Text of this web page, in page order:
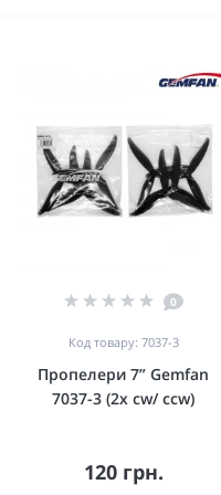
0
Код товару: 7037-3
Пропелери 7” Gemfan
7037-3 (2х cw/ ccw)
120 грн.